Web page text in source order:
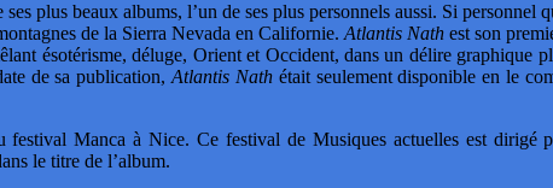
ses plus beaux albums, l’un de ses plus personnels aussi. Si personnel
de la Sierra Nevada en Californie.Atlantis Nath est son
ésotérisme, déluge, Orient et Occident, dans un délire graphique
de sa publication,Atlantis Nathétait seulement disponible en le
Manca à Nice. Ce festival de Musiques actuelles est dirigé
le titre de l’album.